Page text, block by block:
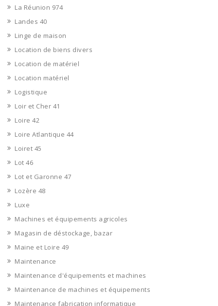
La Réunion 974
Landes 40
Linge de maison
Location de biens divers
Location de matériel
Location matériel
Logistique
Loir et Cher 41
Loire 42
Loire Atlantique 44
Loiret 45
Lot 46
Lot et Garonne 47
Lozère 48
Luxe
Machines et équipements agricoles
Magasin de déstockage, bazar
Maine et Loire 49
Maintenance
Maintenance d'équipements et machines
Maintenance de machines et équipements
Maintenance fabrication informatique